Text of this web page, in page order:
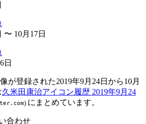
〜 10月17日
日
が登録された2019年9月24日から10月
久米田康治アイコン履歴 2019年9月24
) にまとめています。
合わせ